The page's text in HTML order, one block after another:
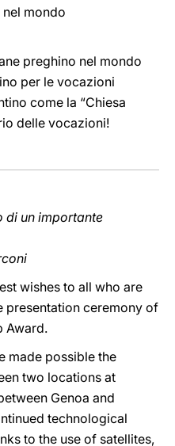
mondo
preghino nel mondo
per le vocazioni
come la “Chiesa
delle vocazioni!
di un importante
wishes to all who are
presentation ceremony of
Award.
made possible the
two locations at
Genoa and
technological
to the use of satellites,